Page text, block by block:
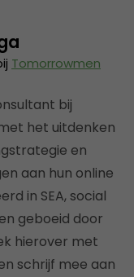
Tomorrowmen
bij
het uitdenken
en
aan hun online
in SEA, social
geboeid door
hierover met
schrijf mee aan